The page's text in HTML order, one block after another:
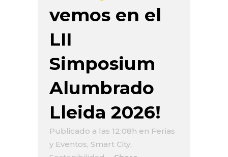
vemos en el
LII
Simposium
Alumbrado
Lleida 2026!
Publicado a las 12:08h en Ferias
y Eventos, Smart City,